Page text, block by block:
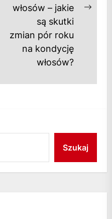
włosów – jakie
są skutki
zmian pór roku
na kondycję
włosów?
Szukaj